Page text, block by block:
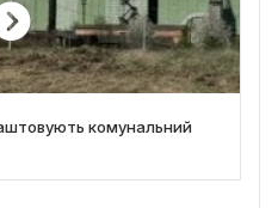
комунальний